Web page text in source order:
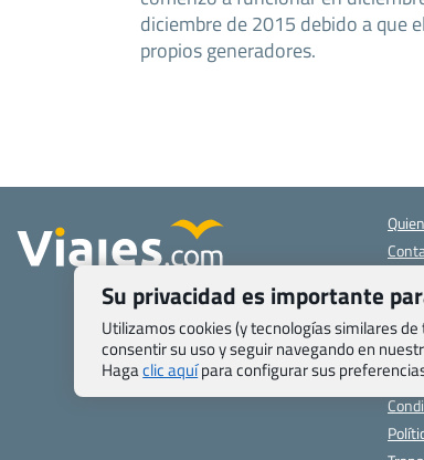
diciembre de 2015 debido a que
propios generadores.
Blog
Su privacidad es importante
Utilizamos cookies (y tecnologías similares
consentir su uso y seguir navegando en
Hagaclic aquípara configurar sus